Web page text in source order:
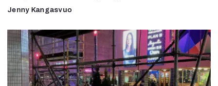
Jenny Kangasvuo